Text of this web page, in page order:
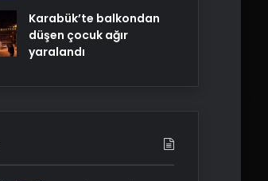
Karabük’te balkondan
düşen çocuk ağır
yaralandı